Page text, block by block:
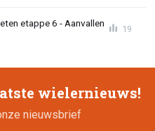
etappe 6 - Aanvallen
19
wielernieuws!
nieuwsbrief